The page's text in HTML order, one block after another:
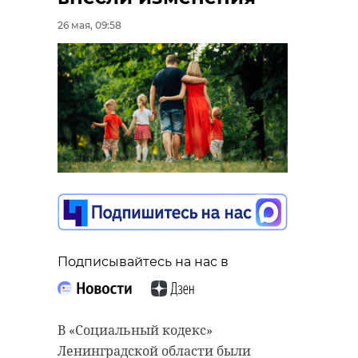
26 мая, 09:58
Подписывайтесь на нас в
В «Социальный кодекс»
Ленинградской области были
здравоохранение
Поделиться статьей:
РЕКОМЕНДУЕМ
Акция «Мамы в
внимания»
прошла в
декабря